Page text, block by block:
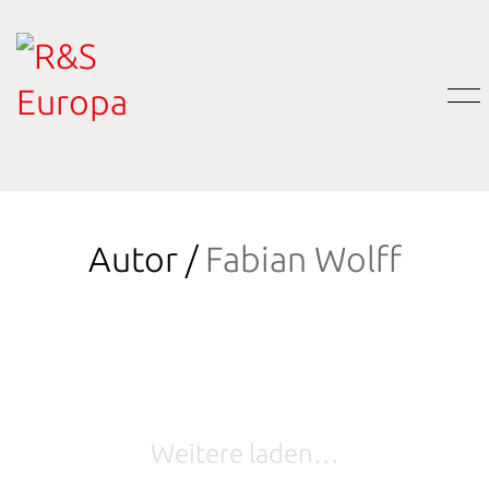
Autor / Fabian Wolff
Weitere laden…